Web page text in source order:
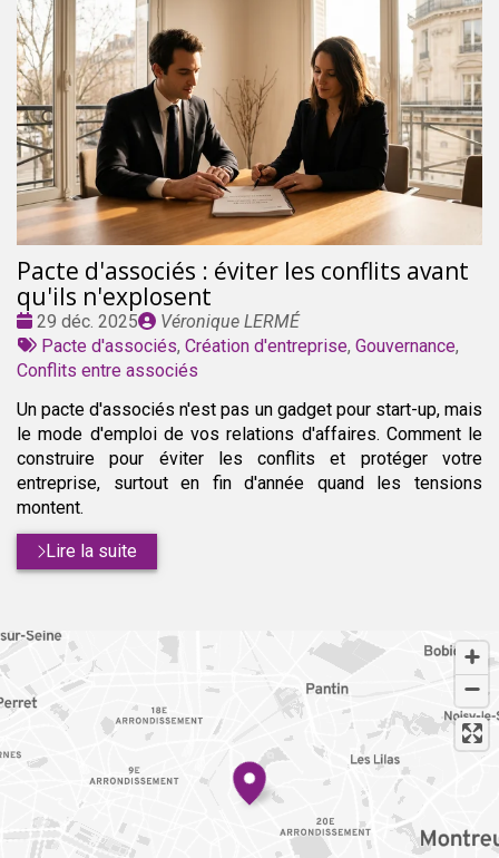
Pacte d'associés : éviter les conflits avant
qu'ils n'explosent
Date
:
29 déc. 2025
Publié
par
Véronique LERMÉ
Tags
:
Pacte d'associés, Création d'entreprise, Gouvernance,
Conflits entre associés
Un pacte d'associés n'est pas un gadget pour start-up, mais
le mode d'emploi de vos relations d'affaires. Comment le
construire pour éviter les conflits et protéger votre
entreprise, surtout en fin d'année quand les tensions
montent.
Lire la suite